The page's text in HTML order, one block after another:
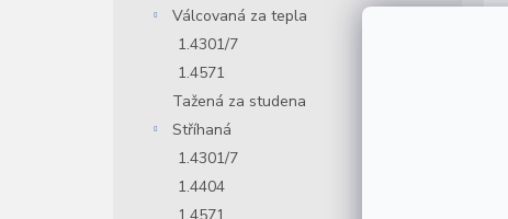
Válcovaná za tepla
1.4301/7
1.4571
Tažená za studena
Stříhaná
1.4301/7
1.4404